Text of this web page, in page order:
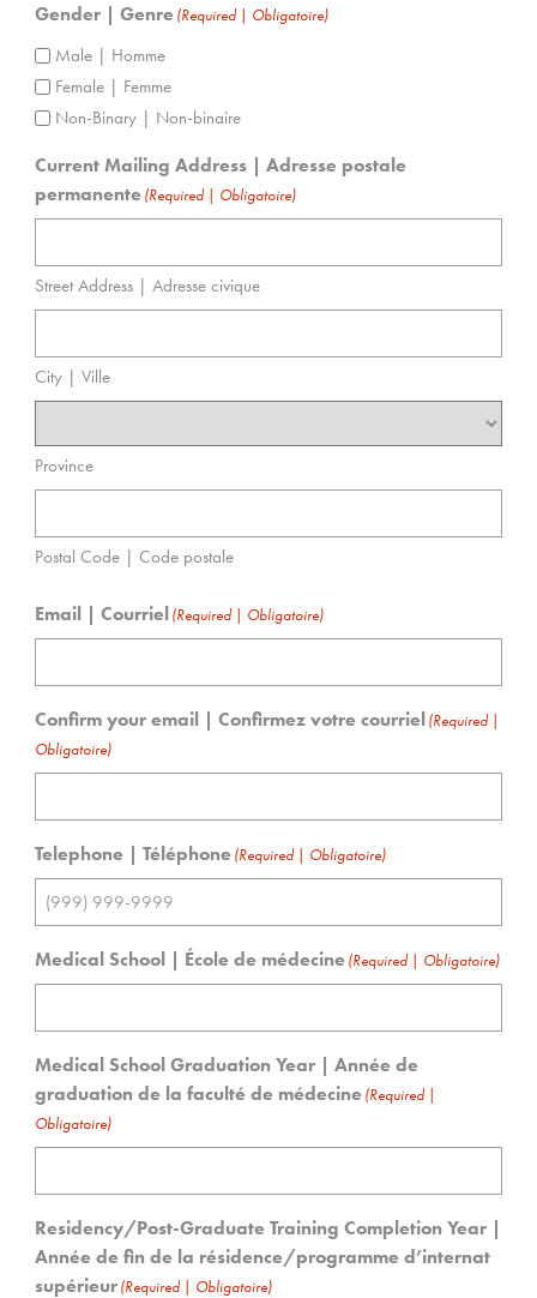
Gender | Genre (Required | Obligatoire)
Male | Homme
Female | Femme
Non-Binary | Non-binaire
Current Mailing Address | Adresse postale
permanente (Required | Obligatoire)
Street Address | Adresse civique
City | Ville
Province
Postal Code | Code postale
Email | Courriel (Required | Obligatoire)
Confirm your email | Confirmez votre courriel (Required |
Obligatoire)
Telephone | Téléphone (Required | Obligatoire)
Medical School | École de médecine (Required | Obligatoire)
Medical School Graduation Year | Année de
graduation de la faculté de médecine (Required |
Obligatoire)
Residency/Post-Graduate Training Completion Year |
Année de fin de la résidence/programme d’internat
supérieur (Required | Obligatoire)